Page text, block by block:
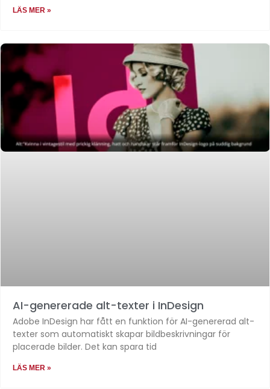
LÄS MER »
AI-genererade alt-texter i InDesign
Adobe InDesign har fått en funktion för AI-genererad alt-
texter som automatiskt skapar bildbeskrivningar för
placerade bilder. Det kan spara tid
LÄS MER »